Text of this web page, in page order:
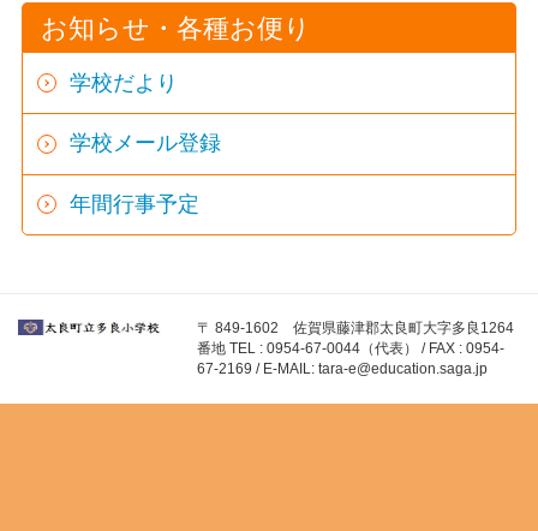
お知らせ・各種お便り
学校だより
学校メール登録
年間行事予定
〒 849-1602 佐賀県藤津郡太良町大字多良1264
番地 TEL : 0954-67-0044（代表） / FAX : 0954-
67-2169 / E-MAIL: tara-e@education.saga.jp